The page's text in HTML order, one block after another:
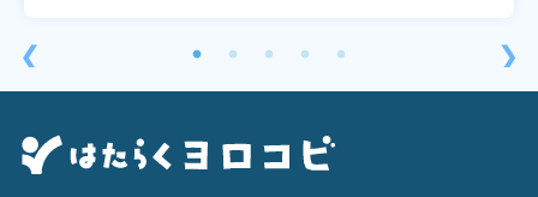
❮ ❯